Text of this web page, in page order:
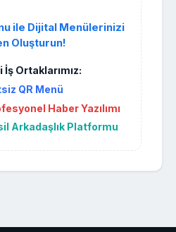
ile Dijital Menülerinizi
Oluşturun!
Ortaklarımız:
QR Menü
Haber Yazılımı
Arkadaşlık Platformu